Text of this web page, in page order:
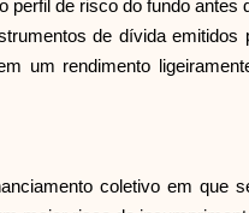
perfil de risco do fundo antes
de dívida
um rendimento
coletivo em que